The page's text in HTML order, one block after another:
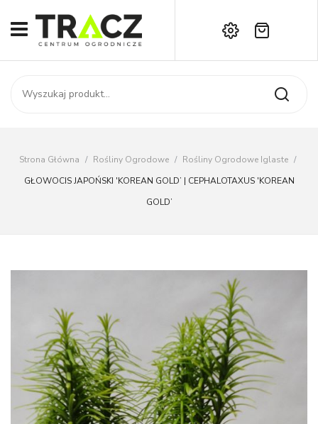
START
SKLEP
AKTUALNOŚCI
Kontakt
Brak produktów w koszyku.
Strona Główna / Rośliny Ogrodowe / Rośliny Ogrodowe Iglaste /
GŁOWOCIS JAPOŃSKI 'KOREAN GOLD’ | CEPHALOTAXUS 'KOREAN
GOLD’